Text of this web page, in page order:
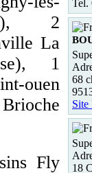
2
La
1
ouen
Fly
Tel.
68
Site
18